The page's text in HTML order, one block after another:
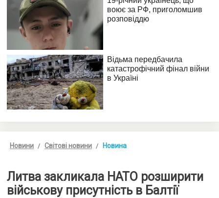
Новини Світові новини Новина
Литва закликала НАТО розширити
військову присутність в Балтії